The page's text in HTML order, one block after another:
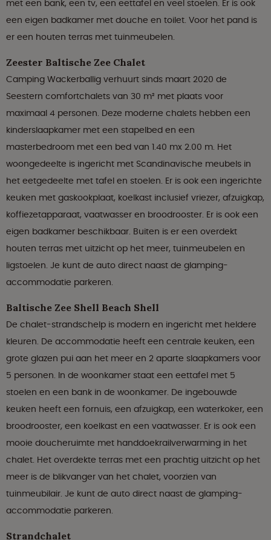
met een bank, een tv, een eettafel en veel stoelen. Er is ook
een eigen badkamer met douche en toilet. Voor het pand is
er een houten terras met tuinmeubelen.
Zeester Baltische Zee Chalet
Camping Wackerballig verhuurt sinds maart 2020 de
Seestern comfortchalets van 30 m² met plaats voor
maximaal 4 personen. Deze moderne chalets hebben een
kinderslaapkamer met een stapelbed en een
masterbedroom met een bed van 1.40 mx 2.00 m. Het
woongedeelte is ingericht met Scandinavische meubels in
het eetgedeelte met tafel en stoelen. Er is ook een ingerichte
keuken met gaskookplaat, koelkast inclusief vriezer, afzuigkap,
koffiezetapparaat, vaatwasser en broodrooster. Er is ook een
eigen badkamer beschikbaar. Buiten is er een overdekt
houten terras met uitzicht op het meer, tuinmeubelen en
ligstoelen. Je kunt de auto direct naast de glamping-
accommodatie parkeren.
Baltische Zee Shell Beach Shell
De chalet-strandschelp is modern en ingericht met heldere
kleuren. De accommodatie heeft een centrale keuken, een
grote glazen pui aan het meer en 2 aparte slaapkamers voor
5 personen. In de woonkamer staat een eettafel met 5
stoelen en een bank in de woonkamer. De ingebouwde
keuken heeft een fornuis, een afzuigkap, een waterkoker, een
broodrooster, een koelkast en een vaatwasser. Er is ook een
mooie doucheruimte met handdoekrailverwarming in het
chalet. Het overdekte terras met een prachtig uitzicht op het
meer is de blikvanger van het chalet, voorzien van
tuinmeubilair. Je kunt de auto direct naast de glamping-
accommodatie parkeren.
Strandchalet